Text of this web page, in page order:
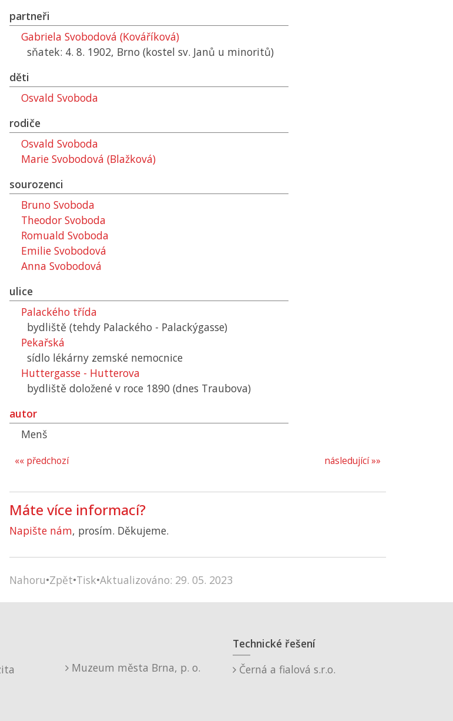
partneři
Gabriela Svobodová (Kováříková)
sňatek: 4. 8. 1902, Brno (kostel sv. Janů u minoritů)
děti
Osvald Svoboda
rodiče
Osvald Svoboda
Marie Svobodová (Blažková)
sourozenci
Bruno Svoboda
Theodor Svoboda
Romuald Svoboda
Emilie Svobodová
Anna Svobodová
ulice
Palackého třída
bydliště (tehdy Palackého - Palackýgasse)
Pekařská
sídlo lékárny zemské nemocnice
Huttergasse - Hutterova
bydliště doložené v roce 1890 (dnes Traubova)
autor
Menš
následující »»
«« předchozí
Máte více informací?
Napište nám, prosím. Děkujeme.
Nahoru•Zpět•Tisk•Aktualizováno: 29. 05. 2023
Muzeum města Brna, p. o.
Technické řešení
Černá a fialová s.r.o.